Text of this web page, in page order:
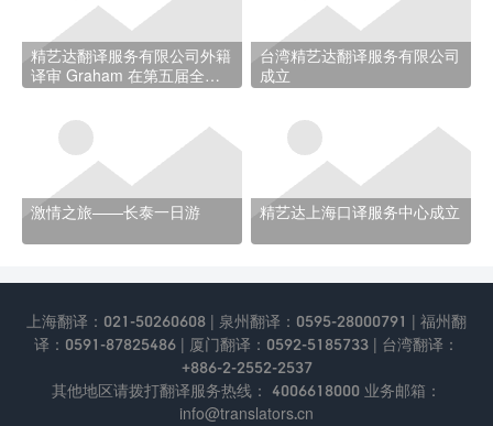
精艺达翻译服务有限公司外籍
译审 Graham 在第五届全国
台湾精艺达翻译服务有限公司
成立
激情之旅——长泰一日游 精艺达上海口译服务中心成立
上海翻译：021-50260608 | 泉州翻译：0595-28000791 | 福州翻
译：0591-87825486 | 厦门翻译：0592-5185733 | 台湾翻译：
+886-2-2552-2537
其他地区请拨打翻译服务热线： 4006618000 业务邮箱：
info@translators.cn